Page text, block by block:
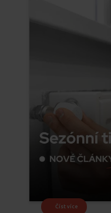
Číst více